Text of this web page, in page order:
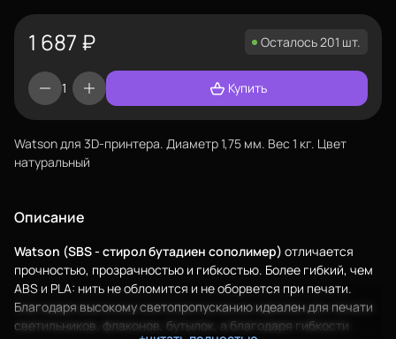
1 687 ₽ Осталось 201 шт.
Купить
Watson для 3D-принтера. Диаметр 1,75 мм. Вес 1 кг. Цвет
натуральный
Описание
Watson (SBS - стирол бутадиен сополимер) отличается
прочностью, прозрачностью и гибкостью. Более гибкий, чем
ABS и PLA: нить не обломится и не оборвется при печати.
Благодаря высокому светопропусканию идеален для печати
светильников, флаконов, бутылок, а благодаря гибкости
Войти
О нас